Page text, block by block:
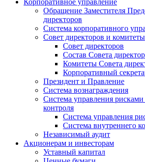
Корпоративное управление
Обращение Заместителя
директоров
Система корпоративного
Совет директоров и комитеты
Совет директоров
Состав Совета
Комитеты Совета
Корпоративный
Президент и Правление
Система вознаграждения
Система управления
контроля
Система управления
Система внутреннего
Независимый аудит
Акционерам и инвесторам
Уставный капитал